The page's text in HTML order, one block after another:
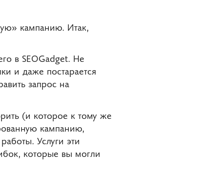
кампанию. Итак,
в SEOGadget. Не
и даже постарается
запрос на
(и которое к тому же
кампанию,
Услуги эти
которые вы могли